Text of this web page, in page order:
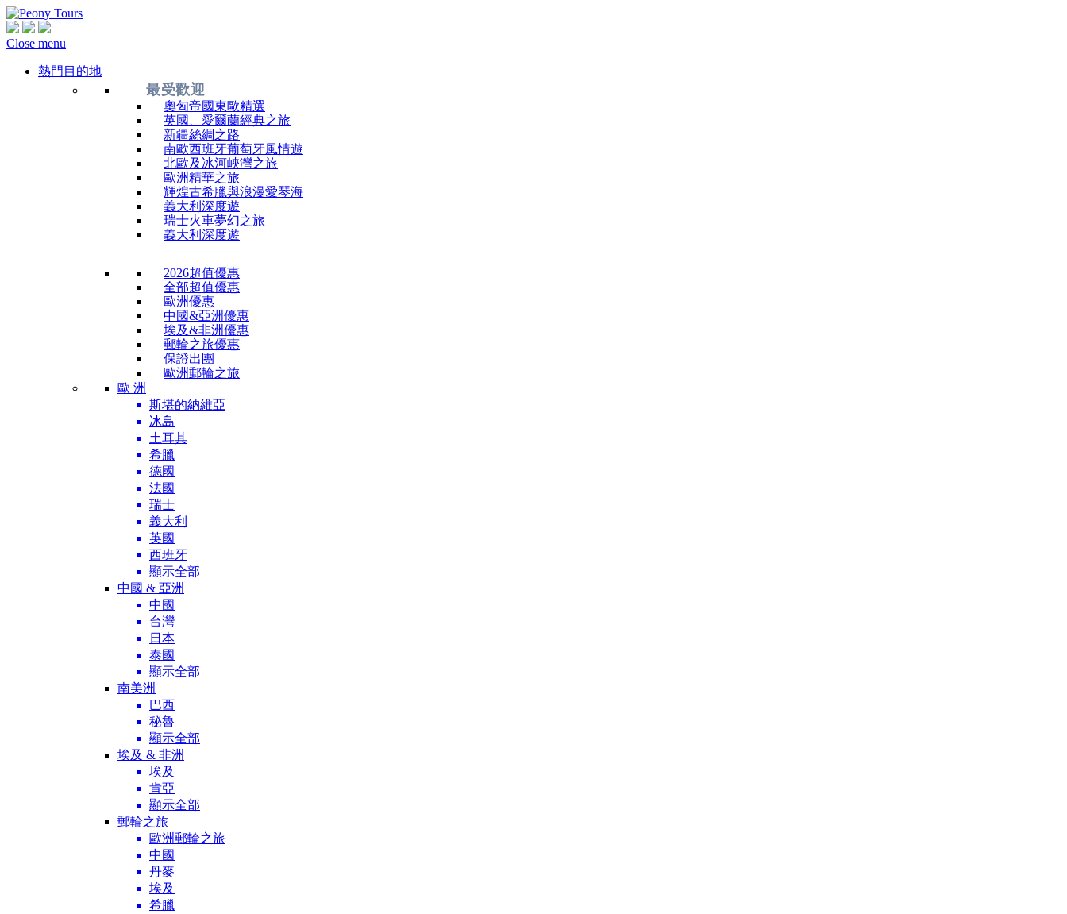
Close menu
熱門目的地
最受歡迎
奧匈帝國東歐精選
英國、愛爾蘭經典之旅
新疆絲綢之路
南歐西班牙葡萄牙風情遊
北歐及冰河峽灣之旅
歐洲精華之旅
輝煌古希臘與浪漫愛琴海
義大利深度遊
瑞士火車夢幻之旅
義大利深度遊
2026超值優惠
全部超值優惠
歐洲優惠
中國&亞洲優惠
埃及&非洲優惠
郵輪之旅優惠
保證出團
歐洲郵輪之旅
歐 洲
斯堪的納維亞
冰島
土耳其
希臘
德國
法國
瑞士
義大利
英國
西班牙
顯示全部
中國 & 亞洲
中國
台灣
日本
泰國
顯示全部
南美洲
巴西
秘魯
顯示全部
埃及 & 非洲
埃及
肯亞
顯示全部
郵輪之旅
歐洲郵輪之旅
中國
丹麥
埃及
希臘